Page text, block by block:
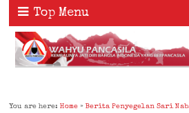
Top Menu
You are here:Home »Berita Penyegelan Sari